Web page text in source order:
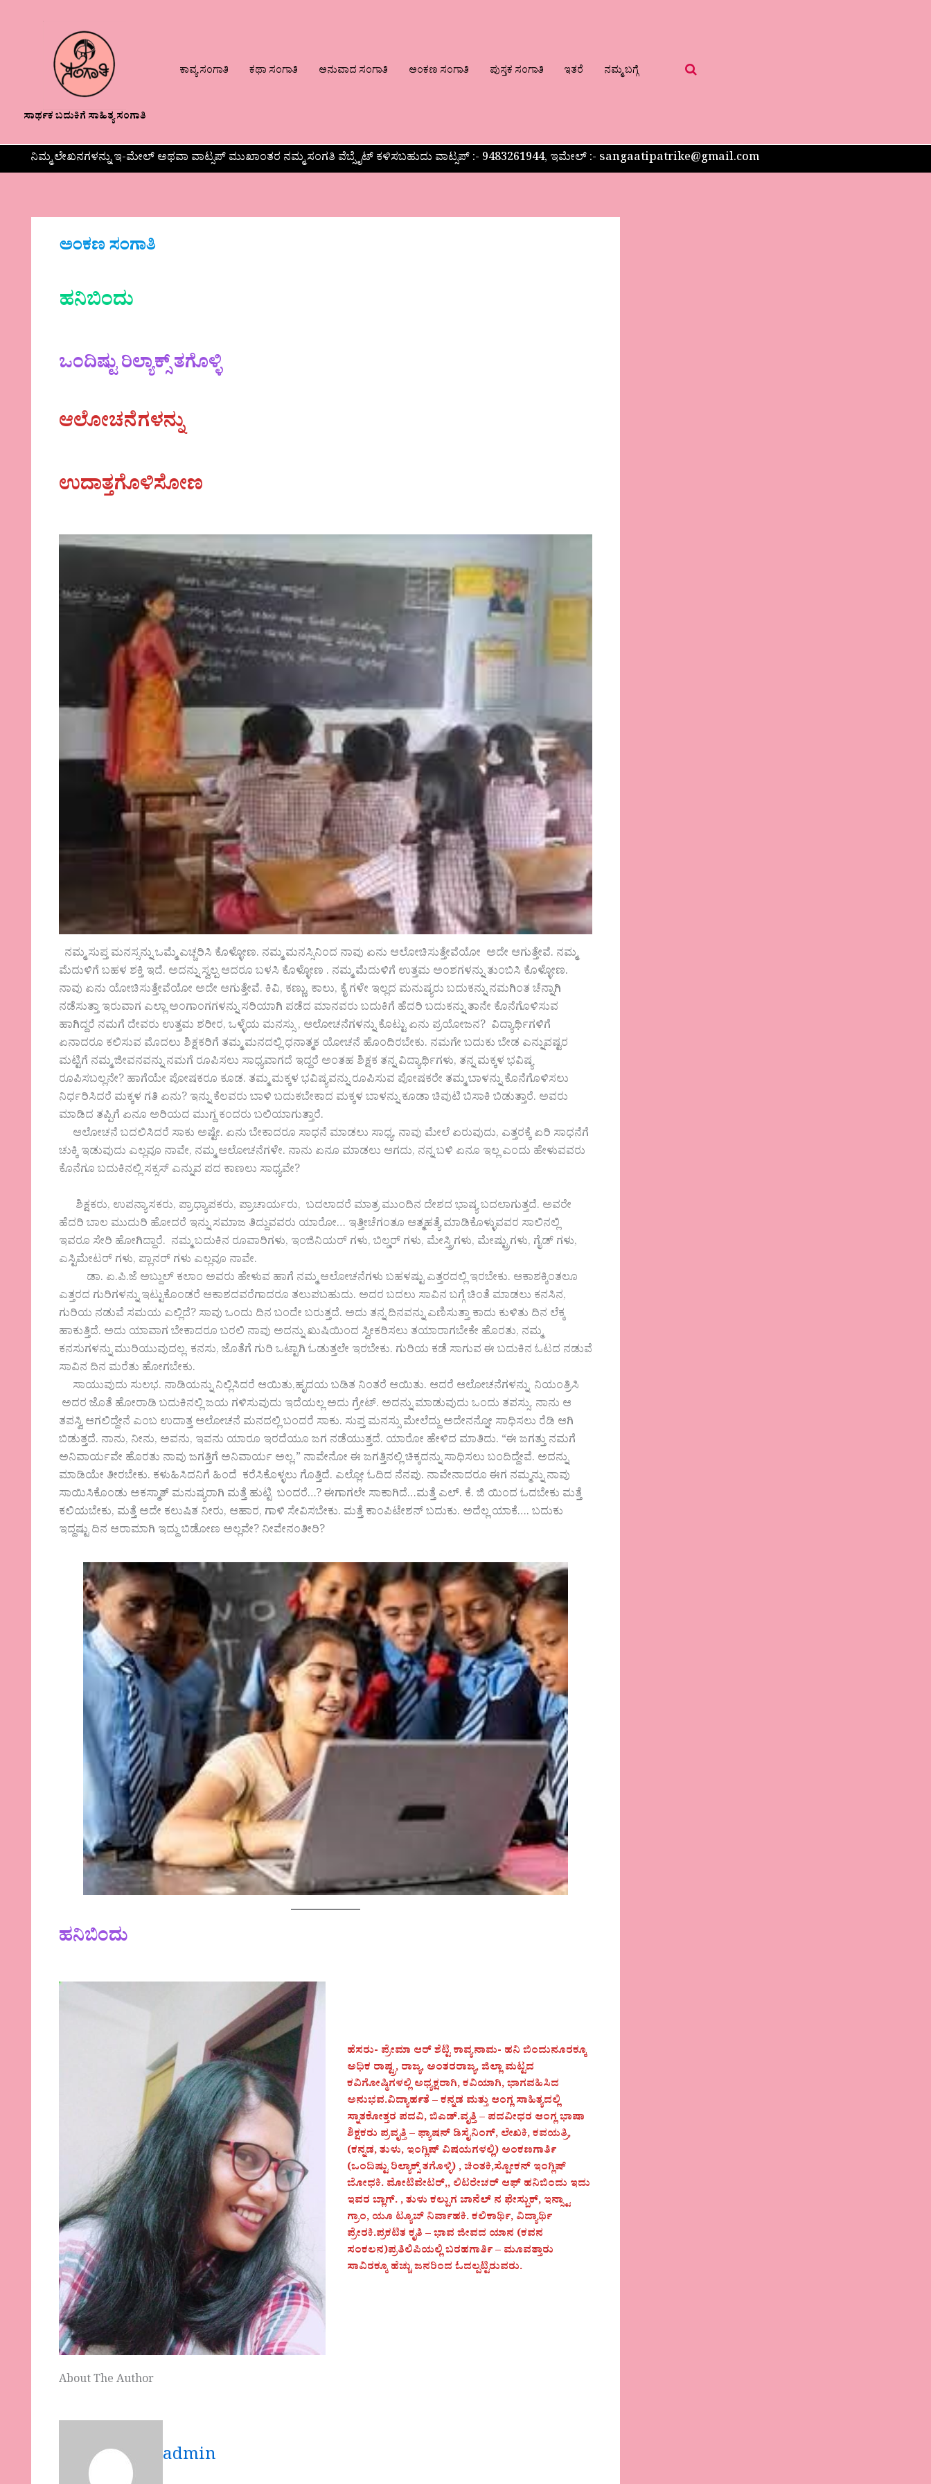
ಸಾರ್ಥಕ ಬದುಕಿಗೆ ಸಾಹಿತ್ಯ ಸಂಗಾತಿ
ಕಾವ್ಯ ಸಂಗಾತಿ ಕಥಾ ಸಂಗಾತಿ ಅನುವಾದ ಸಂಗಾತಿ ಅಂಕಣ ಸಂಗಾತಿ ಪುಸ್ತಕ ಸಂಗಾತಿ ಇತರೆ ನಮ್ಮ ಬಗ್ಗೆ
ನಿಮ್ಮ ಲೇಖನಗಳನ್ನು ಇ-ಮೇಲ್ ಅಥವಾ ವಾಟ್ಸಪ್ ಮುಖಾಂತರ ನಮ್ಮ ಸಂಗತಿ ವೆಬ್ಸೈಟ್ ಕಳಿಸಬಹುದು ವಾಟ್ಸಪ್‌ :- 9483261944, ಇಮೇಲ್ :- sangaatipatrike@gmail.com
ಅಂಕಣ ಸಂಗಾತಿ
ಹನಿಬಿಂದು
ಒಂದಿಷ್ಟು ರಿಲ್ಯಾಕ್ಸ್ ತಗೊಳ್ಳಿ
ಆಲೋಚನೆಗಳನ್ನು
ಉದಾತ್ತಗೊಳಿಸೋಣ
ನಮ್ಮ ಸುಪ್ತ ಮನಸ್ಸನ್ನು ಒಮ್ಮೆ ಎಚ್ಚರಿಸಿ ಕೊಳ್ಳೋಣ. ನಮ್ಮ ಮನಸ್ಸಿನಿಂದ ನಾವು ಏನು ಆಲೋಚಿಸುತ್ತೇವೆಯೋ ಅದೇ ಆಗುತ್ತೇವೆ. ನಮ್ಮ
ಮೆದುಳಿಗೆ ಬಹಳ ಶಕ್ತಿ ಇದೆ. ಅದನ್ನು ಸ್ವಲ್ಪ ಆದರೂ ಬಳಸಿ ಕೊಳ್ಳೋಣ . ನಮ್ಮ ಮೆದುಳಿಗೆ ಉತ್ತಮ ಅಂಶಗಳನ್ನು ತುಂಬಿಸಿ ಕೊಳ್ಳೋಣ.
ನಾವು ಏನು ಯೋಚಿಸುತ್ತೇವೆಯೋ ಅದೇ ಆಗುತ್ತೇವೆ. ಕಿವಿ, ಕಣ್ಣು, ಕಾಲು, ಕೈ ಗಳೇ ಇಲ್ಲದ ಮನುಷ್ಯರು ಬದುಕನ್ನು ನಮಗಿಂತ ಚೆನ್ನಾಗಿ
ನಡೆಸುತ್ತಾ ಇರುವಾಗ ಎಲ್ಲಾ ಅಂಗಾಂಗಗಳನ್ನು ಸರಿಯಾಗಿ ಪಡೆದ ಮಾನವರು ಬದುಕಿಗೆ ಹೆದರಿ ಬದುಕನ್ನು ತಾನೇ ಕೊನೆಗೊಳಿಸುವ
ಹಾಗಿದ್ದರೆ ನಮಗೆ ದೇವರು ಉತ್ತಮ ಶರೀರ, ಒಳ್ಳೆಯ ಮನಸ್ಸು , ಆಲೋಚನೆಗಳನ್ನು ಕೊಟ್ಟು ಏನು ಪ್ರಯೋಜನ? ವಿದ್ಯಾರ್ಥಿಗಳಿಗೆ
ಏನಾದರೂ ಕಲಿಸುವ ಮೊದಲು ಶಿಕ್ಷಕರಿಗೆ ತಮ್ಮ ಮನದಲ್ಲಿ ಧನಾತ್ಮಕ ಯೋಚನೆ ಹೊಂದಿರಬೇಕು. ನಮಗೇ ಬದುಕು ಬೇಡ ಎನ್ನುವಷ್ಟರ
ಮಟ್ಟಿಗೆ ನಮ್ಮ ಜೀವನವನ್ನು ನಮಗೆ ರೂಪಿಸಲು ಸಾಧ್ಯವಾಗದೆ ಇದ್ದರೆ ಅಂತಹ ಶಿಕ್ಷಕ ತನ್ನ ವಿದ್ಯಾರ್ಥಿಗಳು, ತನ್ನ ಮಕ್ಕಳ ಭವಿಷ್ಯ
ರೂಪಿಸಬಲ್ಲನೇ? ಹಾಗೆಯೇ ಪೋಷಕರೂ ಕೂಡ. ತಮ್ಮ ಮಕ್ಕಳ ಭವಿಷ್ಯವನ್ನು ರೂಪಿಸುವ ಪೋಷಕರೇ ತಮ್ಮ ಬಾಳನ್ನು ಕೊನೆಗೊಳಿಸಲು
ನಿರ್ಧರಿಸಿದರೆ ಮಕ್ಕಳ ಗತಿ ಏನು? ಇನ್ನು ಕೆಲವರು ಬಾಳಿ ಬದುಕಬೇಕಾದ ಮಕ್ಕಳ ಬಾಳನ್ನು ಕೂಡಾ ಚಿವುಟಿ ಬಿಸಾಕಿ ಬಿಡುತ್ತಾರೆ. ಅವರು
ಮಾಡಿದ ತಪ್ಪಿಗೆ ಏನೂ ಅರಿಯದ ಮುಗ್ದ ಕಂದರು ಬಲಿಯಾಗುತ್ತಾರೆ.
ಆಲೋಚನೆ ಬದಲಿಸಿದರೆ ಸಾಕು ಅಷ್ಟೇ. ಏನು ಬೇಕಾದರೂ ಸಾಧನೆ ಮಾಡಲು ಸಾಧ್ಯ, ನಾವು ಮೇಲೆ ಏರುವುದು, ಎತ್ತರಕ್ಕೆ ಏರಿ ಸಾಧನೆಗೆ
ಚುಕ್ಕಿ ಇಡುವುದು ಎಲ್ಲವೂ ನಾವೇ, ನಮ್ಮ ಆಲೋಚನೆಗಳೇ. ನಾನು ಏನೂ ಮಾಡಲು ಆಗದು, ನನ್ನ ಬಳಿ ಏನೂ ಇಲ್ಲ ಎಂದು ಹೇಳುವವರು
ಕೊನೆಗೂ ಬದುಕಿನಲ್ಲಿ ಸಕ್ಸಸ್ ಎನ್ನುವ ಪದ ಕಾಣಲು ಸಾಧ್ಯವೇ?
ಶಿಕ್ಷಕರು, ಉಪನ್ಯಾಸಕರು, ಪ್ರಾಧ್ಯಾಪಕರು, ಪ್ರಾಚಾರ್ಯರು, ಬದಲಾದರೆ ಮಾತ್ರ ಮುಂದಿನ ದೇಶದ ಭಾಷ್ಯ ಬದಲಾಗುತ್ತದೆ. ಅವರೇ
ಹೆದರಿ ಬಾಲ ಮುದುರಿ ಹೋದರೆ ಇನ್ನು ಸಮಾಜ ತಿದ್ದುವವರು ಯಾರೋ… ಇತ್ತೀಚೆಗಂತೂ ಆತ್ಮಹತ್ಯೆ ಮಾಡಿಕೊಳ್ಳುವವರ ಸಾಲಿನಲ್ಲಿ
ಇವರೂ ಸೇರಿ ಹೋಗಿದ್ದಾರೆ. ನಮ್ಮ ಬದುಕಿನ ರೂವಾರಿಗಳು, ಇಂಜಿನಿಯರ್ ಗಳು, ಬಿಲ್ಡರ್ ಗಳು, ಮೇಸ್ತ್ರಿಗಳು, ಮೇಷ್ಟ್ರುಗಳು, ಗೈಡ್ ಗಳು,
ಎಸ್ಟಿಮೇಟರ್ ಗಳು, ಪ್ಲಾನರ್ ಗಳು ಎಲ್ಲವೂ ನಾವೇ.
ಡಾ. ಏ.ಪಿ.ಜೆ ಅಬ್ದುಲ್ ಕಲಾಂ ಅವರು ಹೇಳುವ ಹಾಗೆ ನಮ್ಮ ಆಲೋಚನೆಗಳು ಬಹಳಷ್ಟು ಎತ್ತರದಲ್ಲಿ ಇರಬೇಕು. ಆಕಾಶಕ್ಕಿಂತಲೂ
ಎತ್ತರದ ಗುರಿಗಳನ್ನು ಇಟ್ಟುಕೊಂಡರೆ ಆಕಾಶದವರೆಗಾದರೂ ತಲುಪಬಹುದು. ಅದರ ಬದಲು ಸಾವಿನ ಬಗ್ಗೆ ಚಿಂತೆ ಮಾಡಲು ಕನಸಿನ,
ಗುರಿಯ ನಡುವೆ ಸಮಯ ಎಲ್ಲಿದೆ? ಸಾವು ಒಂದು ದಿನ ಬಂದೇ ಬರುತ್ತದೆ. ಅದು ತನ್ನ ದಿನವನ್ನು ಎಣಿಸುತ್ತಾ ಕಾದು ಕುಳಿತು ದಿನ ಲೆಕ್ಕ
ಹಾಕುತ್ತಿದೆ. ಅದು ಯಾವಾಗ ಬೇಕಾದರೂ ಬರಲಿ ನಾವು ಅದನ್ನು ಖುಷಿಯಿಂದ ಸ್ವೀಕರಿಸಲು ತಯಾರಾಗಬೇಕೇ ಹೊರತು, ನಮ್ಮ
ಕನಸುಗಳನ್ನು ಮುರಿಯುವುದಲ್ಲ. ಕನಸು, ಜೊತೆಗೆ ಗುರಿ ಒಟ್ಟಾಗಿ ಓಡುತ್ತಲೇ ಇರಬೇಕು. ಗುರಿಯ ಕಡೆ ಸಾಗುವ ಈ ಬದುಕಿನ ಓಟದ ನಡುವೆ
ಸಾವಿನ ದಿನ ಮರೆತು ಹೋಗಬೇಕು.
ಸಾಯುವುದು ಸುಲಭ. ನಾಡಿಯನ್ನು ನಿಲ್ಲಿಸಿದರೆ ಆಯಿತು,ಹೃದಯ ಬಡಿತ ನಿಂತರೆ ಆಯಿತು. ಆದರೆ ಆಲೋಚನೆಗಳನ್ನು ನಿಯಂತ್ರಿಸಿ
ಅದರ ಜೊತೆ ಹೋರಾಡಿ ಬದುಕಿನಲ್ಲಿ ಜಯ ಗಳಿಸುವುದು ಇದೆಯಲ್ಲ ಅದು ಗ್ರೇಟ್. ಅದನ್ನು ಮಾಡುವುದು ಒಂದು ತಪಸ್ಸು. ನಾನು ಆ
ತಪಸ್ವಿ ಆಗಲಿದ್ದೇನೆ ಎಂಬ ಉದಾತ್ತ ಆಲೋಚನೆ ಮನದಲ್ಲಿ ಬಂದರೆ ಸಾಕು. ಸುಪ್ತ ಮನಸ್ಸು ಮೇಲೆದ್ದು ಅದೇನನ್ನೋ ಸಾಧಿಸಲು ರೆಡಿ ಆಗಿ
ಬಿಡುತ್ತದೆ. ನಾನು, ನೀನು, ಅವನು, ಇವನು ಯಾರೂ ಇರದೆಯೂ ಜಗ ನಡೆಯುತ್ತದೆ. ಯಾರೋ ಹೇಳಿದ ಮಾತಿದು. “ಈ ಜಗತ್ತು ನಮಗೆ
ಅನಿವಾರ್ಯವೇ ಹೊರತು ನಾವು ಜಗತ್ತಿಗೆ ಅನಿವಾರ್ಯ ಅಲ್ಲ.” ನಾವೇನೋ ಈ ಜಗತ್ತಿನಲ್ಲಿ ಚಿಕ್ಕದನ್ನು ಸಾಧಿಸಲು ಬಂದಿದ್ದೇವೆ. ಅದನ್ನು
ಮಾಡಿಯೇ ತೀರಬೇಕು. ಕಳುಹಿಸಿದನಿಗೆ ಹಿಂದೆ ಕರೆಸಿಕೊಳ್ಳಲು ಗೊತ್ತಿದೆ. ಎಲ್ಲೋ ಓದಿದ ನೆನಪು. ನಾವೇನಾದರೂ ಈಗ ನಮ್ಮನ್ನು ನಾವು
ಸಾಯಿಸಿಕೊಂಡು ಅಕಸ್ಮಾತ್ ಮನುಷ್ಯರಾಗಿ ಮತ್ತೆ ಹುಟ್ಟಿ ಬಂದರೆ…? ಈಗಾಗಲೇ ಸಾಕಾಗಿದೆ…ಮತ್ತೆ ಎಲ್. ಕೆ. ಜಿ ಯಿಂದ ಓದಬೇಕು ಮತ್ತೆ
ಕಲಿಯಬೇಕು, ಮತ್ತೆ ಅದೇ ಕಲುಷಿತ ನೀರು, ಆಹಾರ, ಗಾಳಿ ಸೇವಿಸಬೇಕು. ಮತ್ತೆ ಕಾಂಪಿಟೇಶನ್ ಬದುಕು. ಅದೆಲ್ಲ ಯಾಕೆ…. ಬದುಕು
ಇದ್ದಷ್ಟು ದಿನ ಆರಾಮಾಗಿ ಇದ್ದು ಬಿಡೋಣ ಅಲ್ಲವೇ? ನೀವೇನಂತೀರಿ?
ಹನಿಬಿಂದು
ಹೆಸರು- ಪ್ರೇಮಾ ಆರ್ ಶೆಟ್ಟಿ ಕಾವ್ಯನಾಮ- ಹನಿ ಬಿಂದುನೂರಕ್ಕೂ
ಅಧಿಕ ರಾಷ್ಟ್ರ, ರಾಜ್ಯ, ಅಂತರರಾಜ್ಯ, ಜಿಲ್ಲಾ ಮಟ್ಟದ
ಕವಿಗೋಷ್ಠಿಗಳಲ್ಲಿ ಅಧ್ಯಕ್ಷರಾಗಿ, ಕವಿಯಾಗಿ, ಭಾಗವಹಿಸಿದ
ಅನುಭವ.ವಿದ್ಯಾರ್ಹತೆ – ಕನ್ನಡ ಮತ್ತು ಆಂಗ್ಲ ಸಾಹಿತ್ಯದಲ್ಲಿ
ಸ್ನಾತಕೋತ್ತರ ಪದವಿ, ಬಿಎಡ್.ವೃತ್ತಿ – ಪದವೀಧರ ಆಂಗ್ಲ ಭಾಷಾ
ಶಿಕ್ಷಕರು ಪ್ರವೃತ್ತಿ – ಫ್ಯಾಷನ್ ಡಿಸೈನಿಂಗ್, ಲೇಖಕಿ, ಕವಯತ್ರಿ,
(ಕನ್ನಡ, ತುಳು, ಇಂಗ್ಲಿಷ್ ವಿಷಯಗಳಲ್ಲಿ) ಅಂಕಣಗಾರ್ತಿ
(ಒಂದಿಷ್ಟು ರಿಲ್ಯಾಕ್ಸ್ ತಗೊಳ್ಳಿ) , ಚಿಂತಕಿ,ಸ್ಪೋಕನ್ ಇಂಗ್ಲಿಷ್
ಬೋಧಕಿ. ಮೋಟಿವೇಟರ್,, ಲಿಟರೇಚರ್ ಆಫ್ ಹನಿಬಿಂದು ಇದು
ಇವರ ಬ್ಲಾಗ್. , ತುಳು ಕಲ್ಪುಗ ಚಾನೆಲ್ ನ ಫೇಸ್ಬುಕ್, ಇನ್ಸ್ಟಾ
ಗ್ರಾಂ, ಯೂ ಟ್ಯೂಬ್ ನಿರ್ವಾಹಕಿ. ಕಲಿಕಾರ್ಥಿ, ವಿದ್ಯಾರ್ಥಿ
ಪ್ರೇರಕಿ.ಪ್ರಕಟಿತ ಕೃತಿ – ಭಾವ ಜೀವದ ಯಾನ (ಕವನ
ಸಂಕಲನ)ಪ್ರತಿಲಿಪಿಯಲ್ಲಿ ಬರಹಗಾರ್ತಿ – ಮೂವತ್ತಾರು
ಸಾವಿರಕ್ಕೂ ಹೆಚ್ಚು ಜನರಿಂದ ಓದಲ್ಪಟ್ಟಿರುವರು.
About The Author
admin